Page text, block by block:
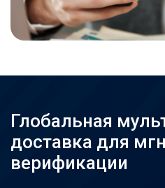
Глобальная
доставка для
верификации